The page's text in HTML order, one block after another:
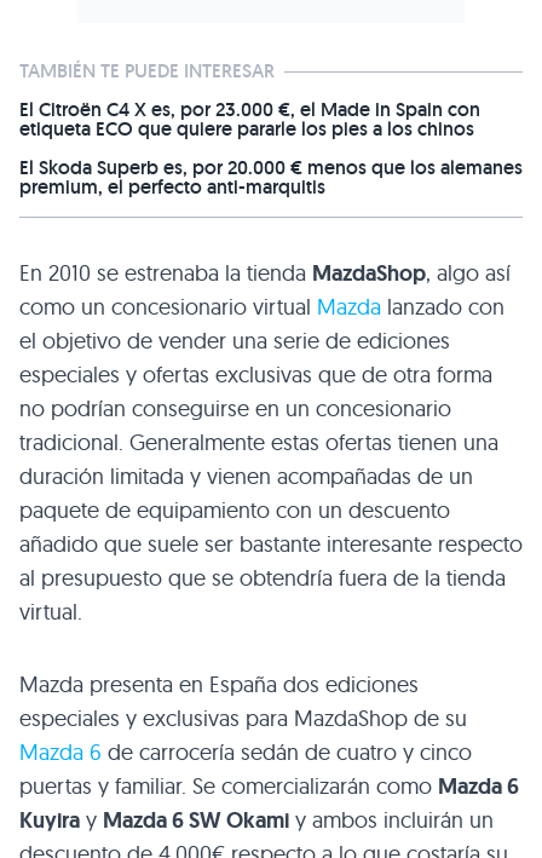
TAMBIÉN TE PUEDE INTERESAR
El Citroën C4 X es, por 23.000 €, el Made in Spain con
etiqueta ECO que quiere pararle los pies a los chinos
El Skoda Superb es, por 20.000 € menos que los alemanes
premium, el perfecto anti-marquitis
En 2010 se estrenaba la tienda MazdaShop, algo así
como un concesionario virtual Mazda lanzado con
el objetivo de vender una serie de ediciones
especiales y ofertas exclusivas que de otra forma
no podrían conseguirse en un concesionario
tradicional. Generalmente estas ofertas tienen una
duración limitada y vienen acompañadas de un
paquete de equipamiento con un descuento
añadido que suele ser bastante interesante respecto
al presupuesto que se obtendría fuera de la tienda
virtual.
Mazda presenta en España dos ediciones
especiales y exclusivas para MazdaShop de su
Mazda 6 de carrocería sedán de cuatro y cinco
puertas y familiar. Se comercializarán como Mazda 6
Kuyira y Mazda 6SWOkami y ambos incluirán un